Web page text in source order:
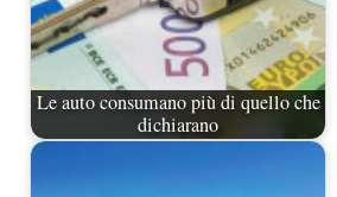
Le auto consumano più di quello che
dichiarano